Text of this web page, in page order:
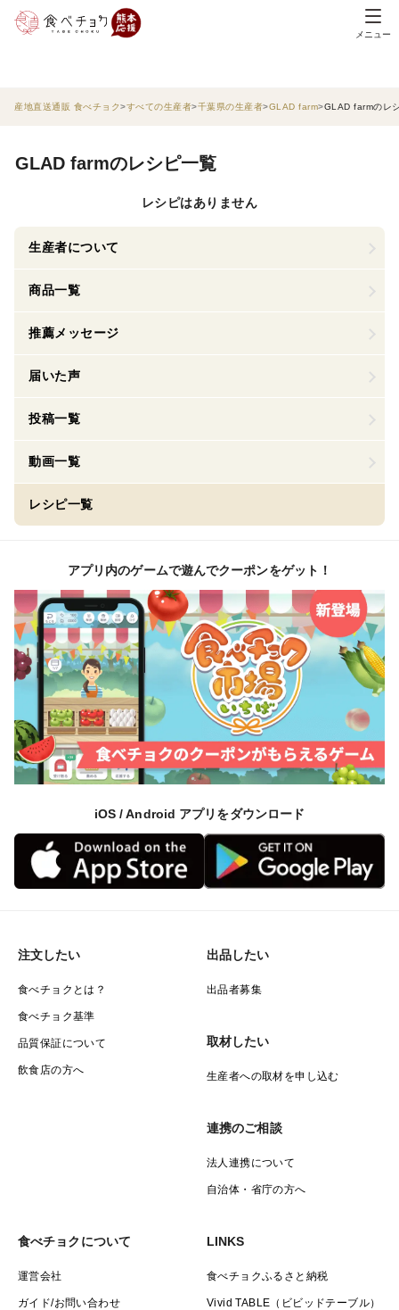
メニュー
産地直送通販 食べチョク すべての生産者 千葉県の生産者 GLAD farm GLAD farmのレ
GLAD farmのレシピ一覧
レシピはありません
生産者について
商品一覧
推薦メッセージ
届いた声
投稿一覧
動画一覧
レシピ一覧
アプリ内のゲームで遊んでクーポンをゲット！
iOS / Android アプリをダウンロード
注文したい
食べチョクとは？
食べチョク基準
品質保証について
飲食店の方へ
出品したい
出品者募集
取材したい
生産者への取材を申し込む
連携のご相談
法人連携について
自治体・省庁の方へ
食べチョクについて
運営会社
ガイド/お問い合わせ
LINKS
食べチョクふるさと納税
Vivid TABLE（ビビッドテーブル）